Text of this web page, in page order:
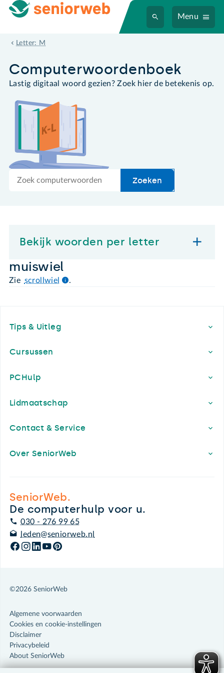
Menu
Letter: M
muiswiel
Computer­woordenboek
Lastig digitaal woord gezien? Zoek hier de betekenis op.
Zoek
Zoeken
Bekijk woorden per letter
muiswiel
Zie scrollwiel .
Tips & Uitleg
Cursussen
PCHulp
Lidmaatschap
Contact & Service
Over SeniorWeb
SeniorWeb.
De computerhulp voor u.
030 - 276 99 65
leden@seniorweb.nl
©2026 SeniorWeb
Algemene voorwaarden
Cookies en cookie-instellingen
Disclaimer
Privacybeleid
About SeniorWeb